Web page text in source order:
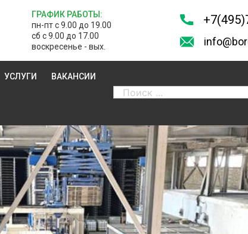
ГРАФИК РАБОТЫ:
пн-пт с 9.00 до 19.00
сб с 9.00 до 17.00
воскресенье - вых.
УСЛУГИ ВАКАНСИИ